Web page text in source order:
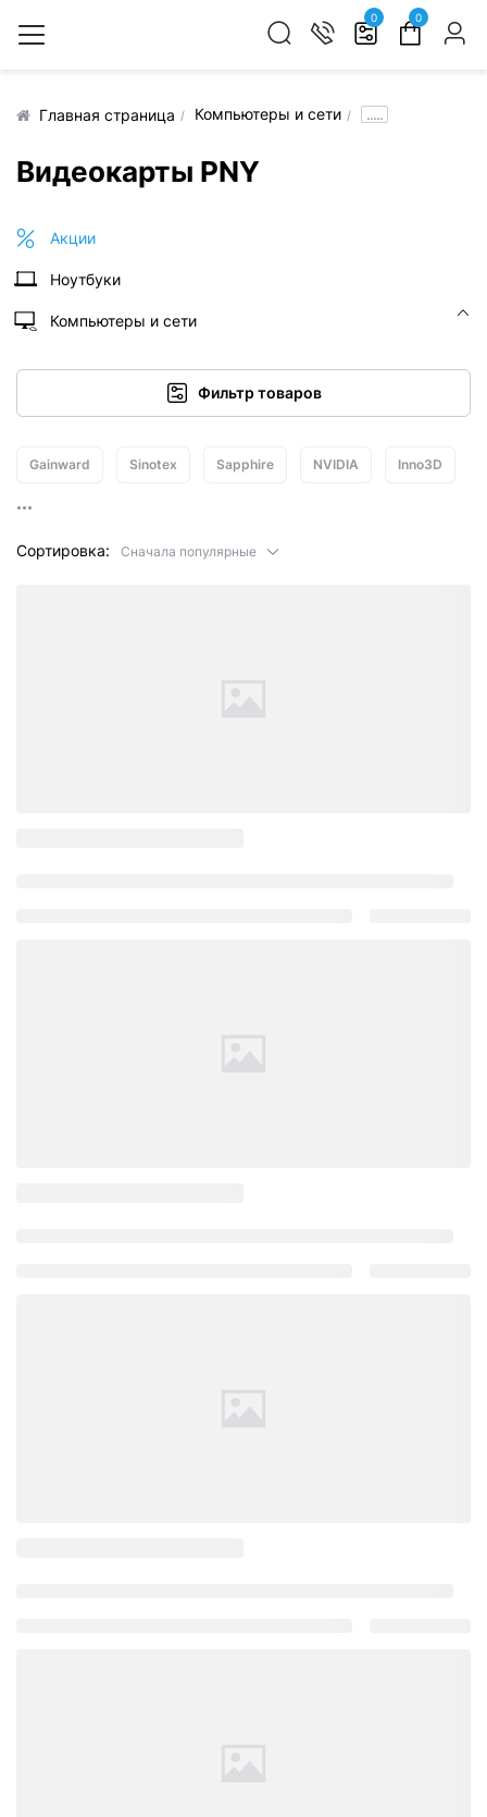
0 0
Главная страница Компьютеры и сети .....
Видеокарты PNY
Акции
Ноутбуки
Компьютеры и сети
Фильтр товаров
Gainward Sinotex Sapphire NVIDIA Inno3D
Сортировка: Сначала популярные